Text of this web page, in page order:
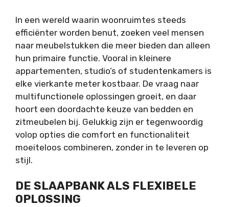
In een wereld waarin woonruimtes steeds
efficiënter worden benut, zoeken veel mensen
naar meubelstukken die meer bieden dan alleen
hun primaire functie. Vooral in kleinere
appartementen, studio’s of studentenkamers is
elke vierkante meter kostbaar. De vraag naar
multifunctionele oplossingen groeit, en daar
hoort een doordachte keuze van bedden en
zitmeubelen bij. Gelukkig zijn er tegenwoordig
volop opties die comfort en functionaliteit
moeiteloos combineren, zonder in te leveren op
stijl.
DE SLAAPBANK ALS FLEXIBELE
OPLOSSING